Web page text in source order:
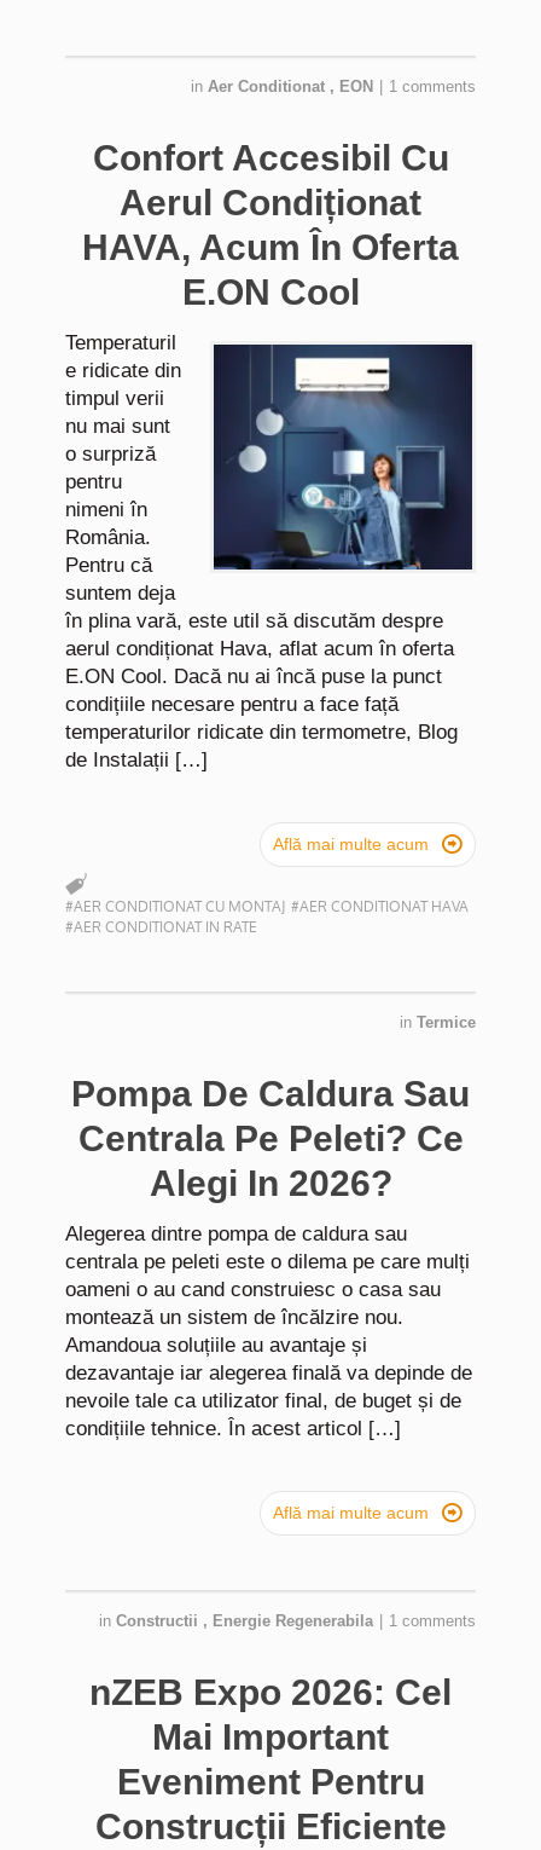
in Aer Conditionat , EON 1 comments
Confort Accesibil Cu
Aerul Condiționat
HAVA, Acum În Oferta
E.ON Cool
Temperaturil
e ridicate din
timpul verii
nu mai sunt
o surpriză
pentru
nimeni în
România.
Pentru că
suntem deja
în plina vară, este util să discutăm despre
aerul condiționat Hava, aflat acum în oferta
E.ON Cool. Dacă nu ai încă puse la punct
condițiile necesare pentru a face față
temperaturilor ridicate din termometre, Blog
de Instalații […]
Află mai multe acum 
#AER CONDITIONAT CU MONTAJ #AER CONDITIONAT HAVA
#AER CONDITIONAT IN RATE
in Termice
Pompa De Caldura Sau
Centrala Pe Peleti? Ce
Alegi In 2026?
Alegerea dintre pompa de caldura sau
centrala pe peleti este o dilema pe care mulți
oameni o au cand construiesc o casa sau
montează un sistem de încălzire nou.
Amandoua soluțiile au avantaje și
dezavantaje iar alegerea finală va depinde de
nevoile tale ca utilizator final, de buget și de
condițiile tehnice. În acest articol […]
Află mai multe acum 
in Constructii , Energie Regenerabila 1 comments
nZEB Expo 2026: Cel
Mai Important
Eveniment Pentru
Construcții Eficiente